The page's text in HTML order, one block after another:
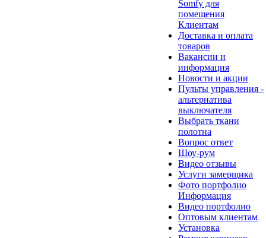
Somfy для
помещения
Клиентам
Доставка и оплата
товаров
Вакансии и
информация
Новости и акции
Пульты управления -
альтернатива
выключателя
Выбрать ткани
полотна
Вопрос ответ
Шоу-рум
Видео отзывы
Услуги замерщика
Фото портфолио
Информация
Видео портфолио
Оптовым клиентам
Установка